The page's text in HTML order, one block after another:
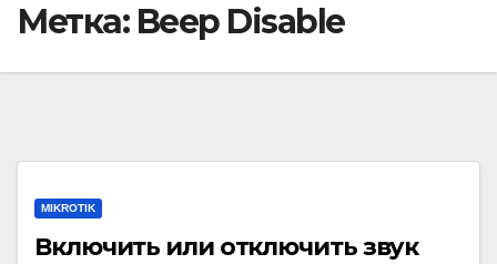
Метка: Beep Disable
MIKROTIK
Включить или отключить звук